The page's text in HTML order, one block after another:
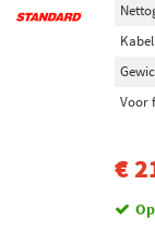
Voorraad
Niet op
Voor
€